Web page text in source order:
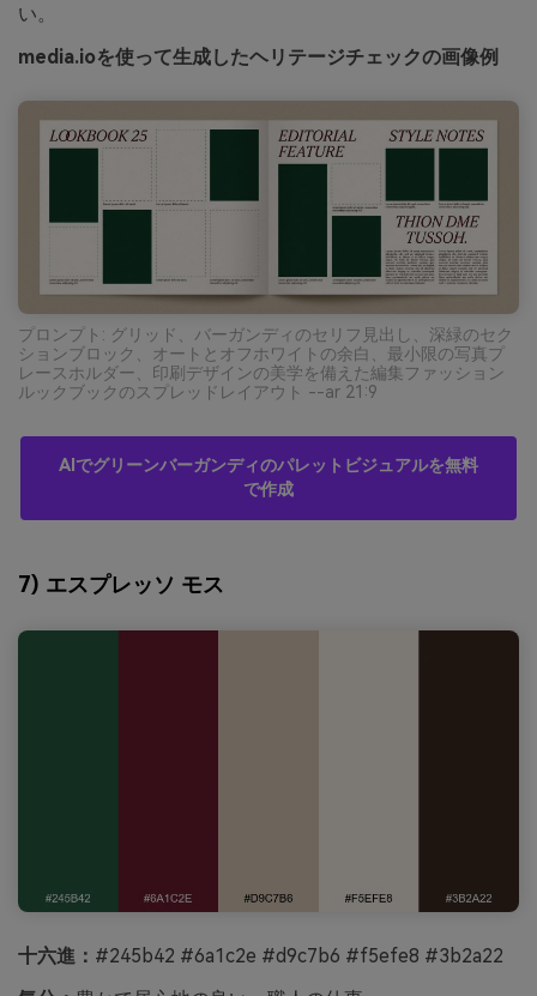
い。
media.ioを使って生成したヘリテージチェックの画像例
プロンプト: グリッド、バーガンディのセリフ見出し、深緑のセク
ションブロック、オートとオフホワイトの余白、最小限の写真プ
レースホルダー、印刷デザインの美学を備えた編集ファッション
ルックブックのスプレッドレイアウト --ar 21:9
AIでグリーンバーガンディのパレットビジュアルを無料
で作成
7) エスプレッソ モス
十六進： #245b42 #6a1c2e #d9c7b6 #f5efe8 #3b2a22